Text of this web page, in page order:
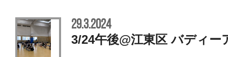
29.3.2024
3/24午後@江東区 バディ